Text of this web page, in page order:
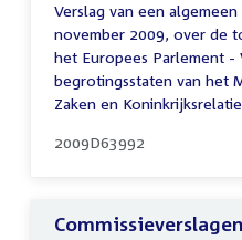
Verslag van een
november 2009, over de
het Europees Parlement -
begrotingsstaten van het
Zaken en
2009D63992
Commissieverslagen